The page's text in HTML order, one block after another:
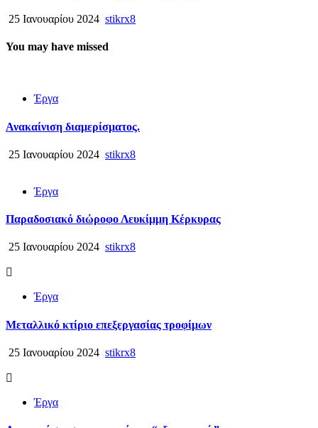
25 Ιανουαρίου 2024 stikrx8
You may have missed
Έργα
Ανακαίνιση διαμερίσματος.
25 Ιανουαρίου 2024 stikrx8
Έργα
Παραδοσιακό διώροφο Λευκίμμη Κέρκυρας
25 Ιανουαρίου 2024 stikrx8
Έργα
Μεταλλικό κτίριο επεξεργασίας τροφίμων
25 Ιανουαρίου 2024 stikrx8
Έργα